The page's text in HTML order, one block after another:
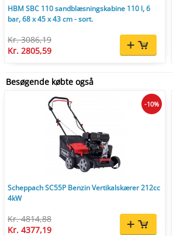
HBM SBC 110 sandblæsningskabine 110 l, 6
bar, 68 x 45 x 43 cm - sort.
Kr. 3086,19
Kr. 2805,59
Besøgende købte også
Scheppach SC55P Benzin Vertikalskærer 212cc
4kW
Kr. 4814,88
Kr. 4377,19
-10%